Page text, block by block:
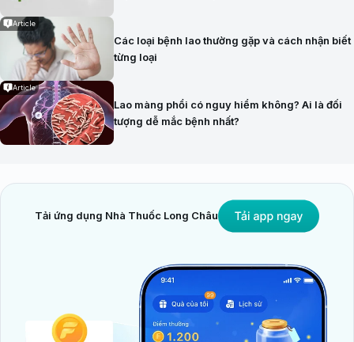
Article
Các loại bệnh lao thường gặp và cách nhận biết
từng loại
Article
Lao màng phổi có nguy hiểm không? Ai là đối
tượng dễ mắc bệnh nhất?
Tải ứng dụng Nhà Thuốc Long Châu